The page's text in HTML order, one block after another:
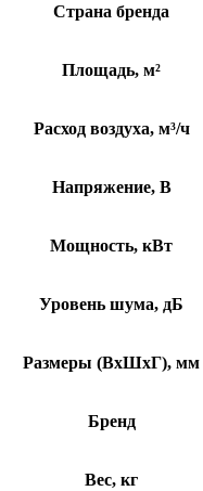
Страна бренда
Площадь, м²
Расход воздуха, м³/ч
Напряжение, В
Мощность, кВт
Уровень шума, дБ
Размеры (ВхШхГ), мм
Бренд
Вес, кг